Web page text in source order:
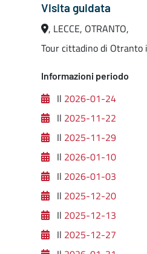
Visita guidata
, LECCE, OTRANTO,
Tour cittadino di Otranto
Informazioni periodo
Il 2026-01-24
Il 2025-11-22
Il 2025-11-29
Il 2026-01-10
Il 2026-01-03
Il 2025-12-20
Il 2025-12-13
Il 2025-12-27